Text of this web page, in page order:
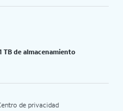
TB de almacenamiento
de privacidad